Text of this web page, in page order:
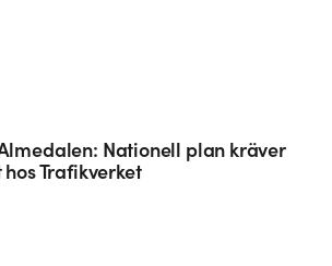
Nationell plan kräver
Trafikverket